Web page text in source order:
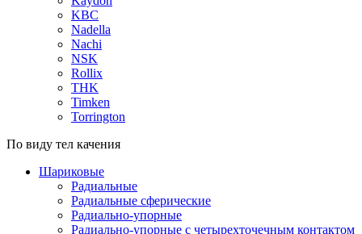
KBC
Nadella
Nachi
NSK
Rollix
THK
Timken
Torrington
По виду тел качения
Шариковые
Радиальные
Радиальные сферические
Радиально-упорные
Радиально-упорные с четырехточечным контактом